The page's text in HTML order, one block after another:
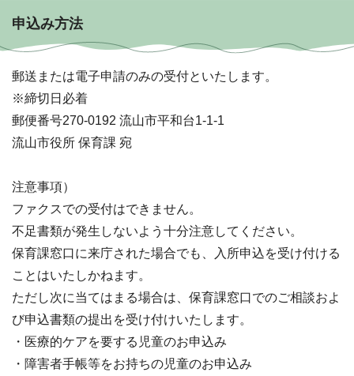
申込み方法
郵送または電子申請のみの受付といたします。
※締切日必着
郵便番号270-0192 流山市平和台1-1-1
流山市役所 保育課 宛
注意事項）
ファクスでの受付はできません。
不足書類が発生しないよう十分注意してください。
保育課窓口に来庁された場合でも、入所申込を受け付ける
ことはいたしかねます。
ただし次に当てはまる場合は、保育課窓口でのご相談およ
び申込書類の提出を受け付けいたします。
・医療的ケアを要する児童のお申込み
・障害者手帳等をお持ちの児童のお申込み